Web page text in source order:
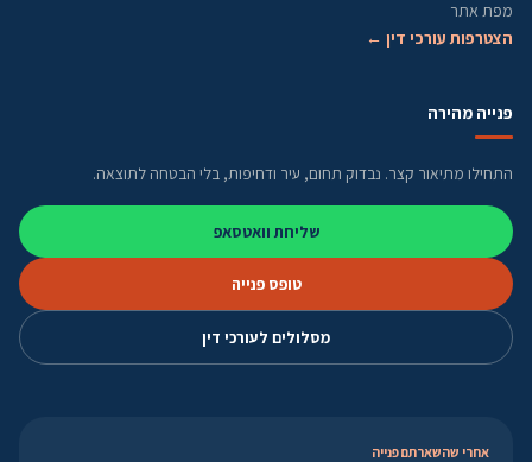
מפת אתר
הצטרפות עורכי דין ←
פנייה מהירה
התחילו מתיאור קצר. נבדוק תחום, עיר ודחיפות, בלי הבטחה לתוצאה.
שליחת וואטסאפ
טופס פנייה
מסלולים לעורכי דין
אחרי שהשארתם פנייה